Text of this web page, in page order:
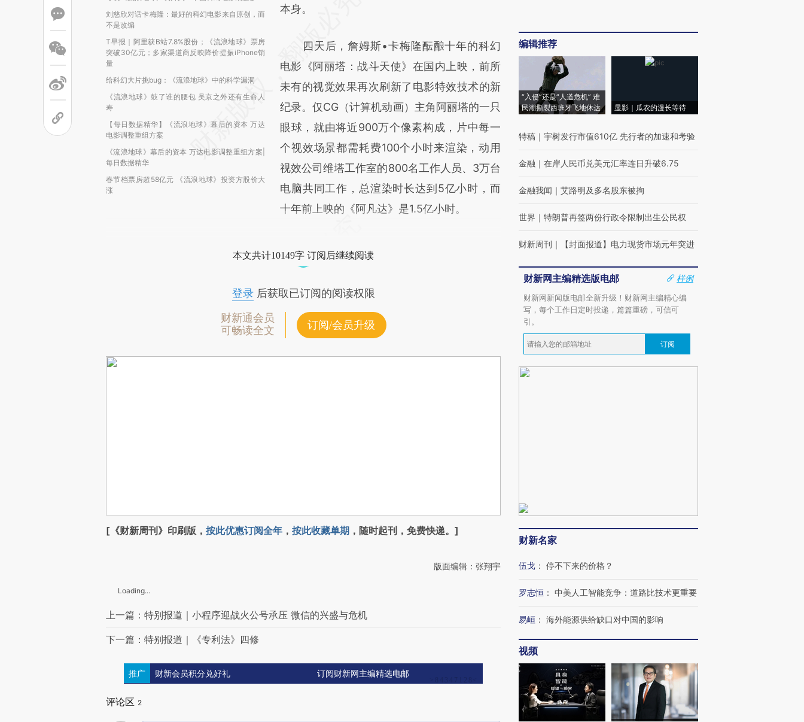
刘慈欣对话卡梅隆：最好的科幻电影来自原创，而
不是改编
T早报｜阿里获B站7.8%股份；《流浪地球》票房
突破30亿元；多家渠道商反映降价提振iPhone销
量
给科幻大片挑bug：《流浪地球》中的科学漏洞
《流浪地球》鼓了谁的腰包 吴京之外还有生命人
寿
【每日数据精华】《流浪地球》幕后的资本 万达
电影调整重组方案
《流浪地球》幕后的资本 万达电影调整重组方案|
每日数据精华
春节档票房超58亿元 《流浪地球》投资方股价大
涨
本身。
四天后，詹姆斯•卡梅隆酝酿十年的科幻
电影《阿丽塔：战斗天使》在国内上映，前所
未有的视觉效果再次刷新了电影特效技术的新
纪录。仅CG（计算机动画）主角阿丽塔的一只
眼球，就由将近900万个像素构成，片中每一
个视效场景都需耗费100个小时来渲染，动用
视效公司维塔工作室的800名工作人员、3万台
电脑共同工作，总渲染时长达到5亿小时，而
十年前上映的《阿凡达》是1.5亿小时。
本文共计10149字 订阅后继续阅读
登录后获取已订阅的阅读权限
财新通会员
可畅读全文
订阅/会员升级
[《财新周刊》印刷版， 按此优惠订阅全年 ， 按此收藏单期 ，随时起刊，免费快递。]
版面编辑：张翔宇
Loading...
上一篇：特别报道｜小程序迎战火公号承压 微信的兴盛与危机
下一篇：特别报道｜《专利法》四修
推广 财新会员积分兑好礼 订阅财新网主编精选电邮
评论区 2
编辑推荐
“入侵”还是“人道危机” 难
民潮撕裂西班牙飞地休达
显影｜瓜农的漫长等待
特稿 ｜ 宇树发行市值610亿 先行者的加速和考验
金融 ｜ 在岸人民币兑美元汇率连日升破6.75
金融我闻 ｜ 艾路明及多名股东被拘
世界 ｜ 特朗普再签两份行政令限制出生公民权
财新周刊 ｜ 【封面报道】电力现货市场元年突进
财新网主编精选版电邮
样例
财新网新闻版电邮全新升级！财新网主编精心编
写，每个工作日定时投递，篇篇重磅，可信可
引。
订阅
财新名家
伍戈 ： 停不下来的价格？
罗志恒 ： 中美人工智能竞争：道路比技术更重要
易峘 ： 海外能源供给缺口对中国的影响
视频